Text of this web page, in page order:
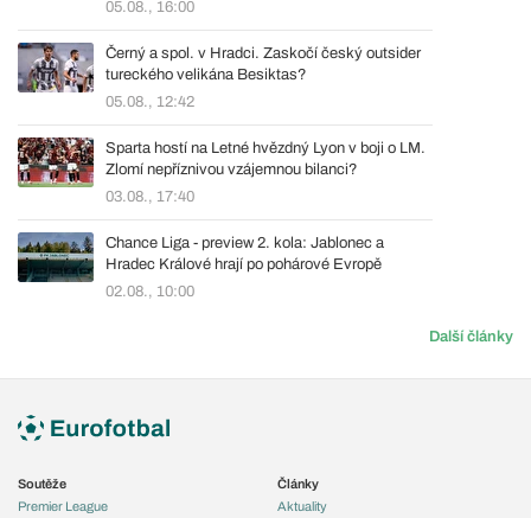
05.08., 16:00
Černý a spol. v Hradci. Zaskočí český outsider
tureckého velikána Besiktas?
05.08., 12:42
Sparta hostí na Letné hvězdný Lyon v boji o LM.
Zlomí nepříznivou vzájemnou bilanci?
03.08., 17:40
Chance Liga - preview 2. kola: Jablonec a
Hradec Králové hrají po pohárové Evropě
02.08., 10:00
Další články
Soutěže
Premier League
Články
Aktuality